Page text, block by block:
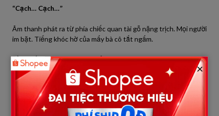
“Cạch… Cạch…”
Âm thanh phát ra từ phía chiếc quan tài gỗ nặng trịch. Mọi người
im bặt. Tiếng khóc hờ của mấy bà cô tắt ngấm.
Rồi, chiếc quan tàirung lên bần bật.
– “Ối giời ơi! Quan tài động đậy!” – Một người hét lên thất
thanh.
Cả đám đông nhốn nháo, lùi lại phía sau. Mấy người yếu bóng vía
×